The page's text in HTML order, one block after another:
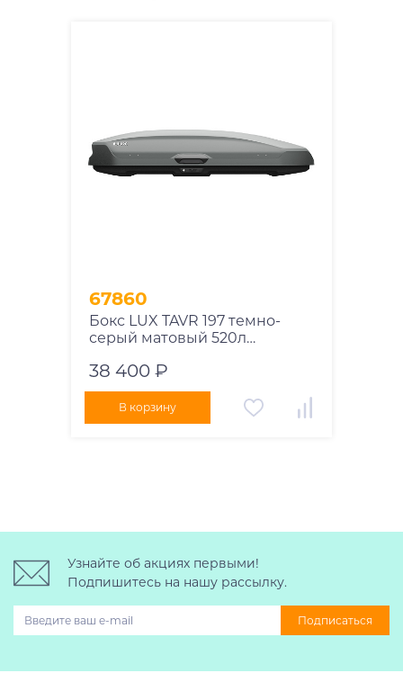
67860
Бокс LUX TAVR 197 темно-
серый матовый 520л
38 400 ₽
В корзину
Узнайте об акциях первыми!
Подпишитесь на нашу рассылку.
Подписаться